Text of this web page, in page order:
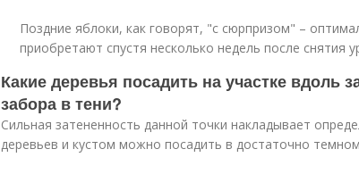
Поздние яблоки, как говорят, "с сюрпризом" –
приобретают спустя несколько недель после снятия
Какие деревья посадить на участке вдоль
забора в тени?
Сильная затененность данной точки накладывает
деревьев и кустом можно посадить в достаточно